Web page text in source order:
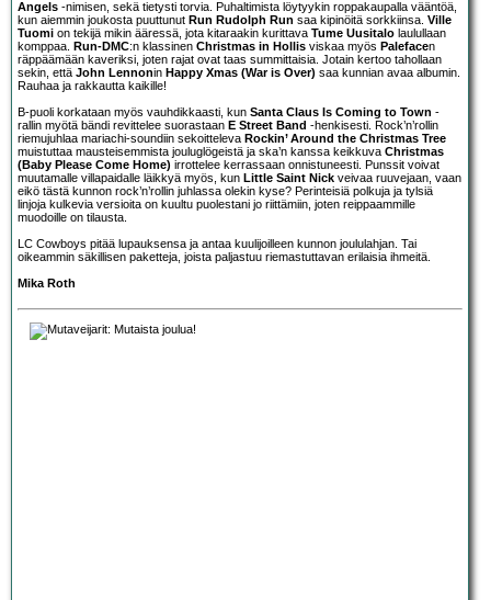
Angels -nimisen, sekä tietysti torvia. Puhaltimista löytyykin roppakaupalla vääntöä,
kun aiemmin joukosta puuttunut Run Rudolph Run saa kipinöitä sorkkiinsa. Ville
Tuomi on tekijä mikin ääressä, jota kitaraakin kurittava Tume Uusitalo laulullaan
komppaa. Run-DMC:n klassinen Christmas in Hollis viskaa myös Palefacen
räppäämään kaveriksi, joten rajat ovat taas summittaisia. Jotain kertoo tahollaan
sekin, että John Lennonin Happy Xmas (War is Over) saa kunnian avaa albumin.
Rauhaa ja rakkautta kaikille!
B-puoli korkataan myös vauhdikkaasti, kun Santa Claus Is Coming to Town -
rallin myötä bändi revittelee suorastaan E Street Band -henkisesti. Rock’n’rollin
riemujuhlaa mariachi-soundiin sekoitteleva Rockin’ Around the Christmas Tree
muistuttaa mausteisemmista jouluglögeistä ja ska’n kanssa keikkuva Christmas
(Baby Please Come Home) irrottelee kerrassaan onnistuneesti. Punssit voivat
muutamalle villapaidalle läikkyä myös, kun Little Saint Nick veivaa ruuvejaan, vaan
eikö tästä kunnon rock’n’rollin juhlassa olekin kyse? Perinteisiä polkuja ja tylsiä
linjoja kulkevia versioita on kuultu puolestani jo riittämiin, joten reippaammille
muodoille on tilausta.
LC Cowboys pitää lupauksensa ja antaa kuulijoilleen kunnon joululahjan. Tai
oikeammin säkillisen paketteja, joista paljastuu riemastuttavan erilaisia ihmeitä.
Mika Roth